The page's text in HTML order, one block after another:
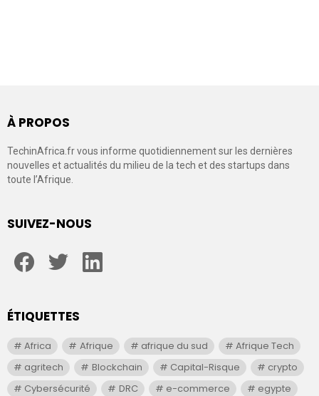
À PROPOS
TechinAfrica.fr vous informe quotidiennement sur les dernières
nouvelles et actualités du milieu de la tech et des startups dans
toute l’Afrique.
SUIVEZ-NOUS
ÉTIQUETTES
Africa Afrique afrique du sud
Afrique Tech
agritech
Blockchain Capital-Risque
crypto
Cybersécurité
DRC e-commerce
egypte